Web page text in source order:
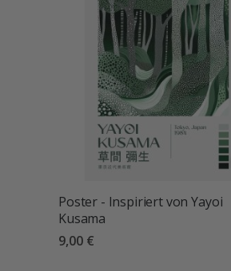
Poster - Inspiriert von Yayoi
Kusama
9,00 €